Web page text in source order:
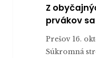
Z
prvákov
Prešov 16.
Súkromná